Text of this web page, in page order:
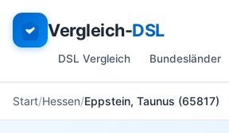
Vergleich-DSL
DSL Vergleich Bundesländer
Start Hessen Eppstein, Taunus (65817)